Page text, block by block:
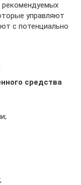
рекомендуемых
управляют
с потенциально
средства